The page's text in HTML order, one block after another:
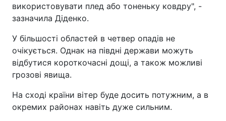
використовувати плед або тоненьку ковдру", -
зазначила Діденко.
У більшості областей в четвер опадів не
очікується. Однак на півдні держави можуть
відбутися короткочасні дощі, а також можливі
грозові явища.
На сході країни вітер буде досить потужним, а в
окремих районах навіть дуже сильним.